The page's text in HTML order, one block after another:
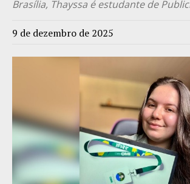
Brasília, Thayssa é estudante de
9 de dezembro de 2025